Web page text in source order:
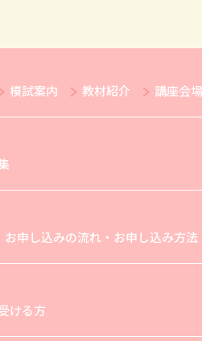
模試案内 教材紹介 講座会
お申し込みの流れ・お申し込み方
ける方